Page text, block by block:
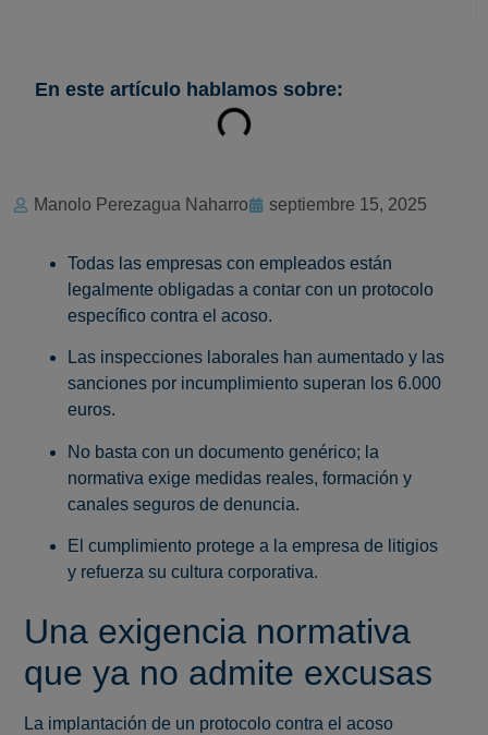
En este artículo hablamos sobre:
Manolo Perezagua Naharro septiembre 15, 2025
Todas las empresas con empleados están
legalmente obligadas a contar con un protocolo
específico contra el acoso.
Las inspecciones laborales han aumentado y las
sanciones por incumplimiento superan los 6.000
euros.
No basta con un documento genérico; la
normativa exige medidas reales, formación y
canales seguros de denuncia.
El cumplimiento protege a la empresa de litigios
y refuerza su cultura corporativa.
Una exigencia normativa
que ya no admite excusas
La implantación de un protocolo contra el acoso